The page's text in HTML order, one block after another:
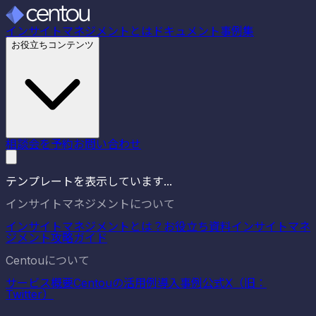
インサイトマネジメントとは ドキュメント事例集
お役立ちコンテンツ
相談会を予約お問い合わせ
テンプレートを表示しています...
インサイトマネジメントについて
インサイトマネジメントとは？ お役立ち資料インサイトマネ
ジメント攻略ガイド
Centouについて
サービス概要Centouの活用例 導入事例 公式X（旧：
Twitter）